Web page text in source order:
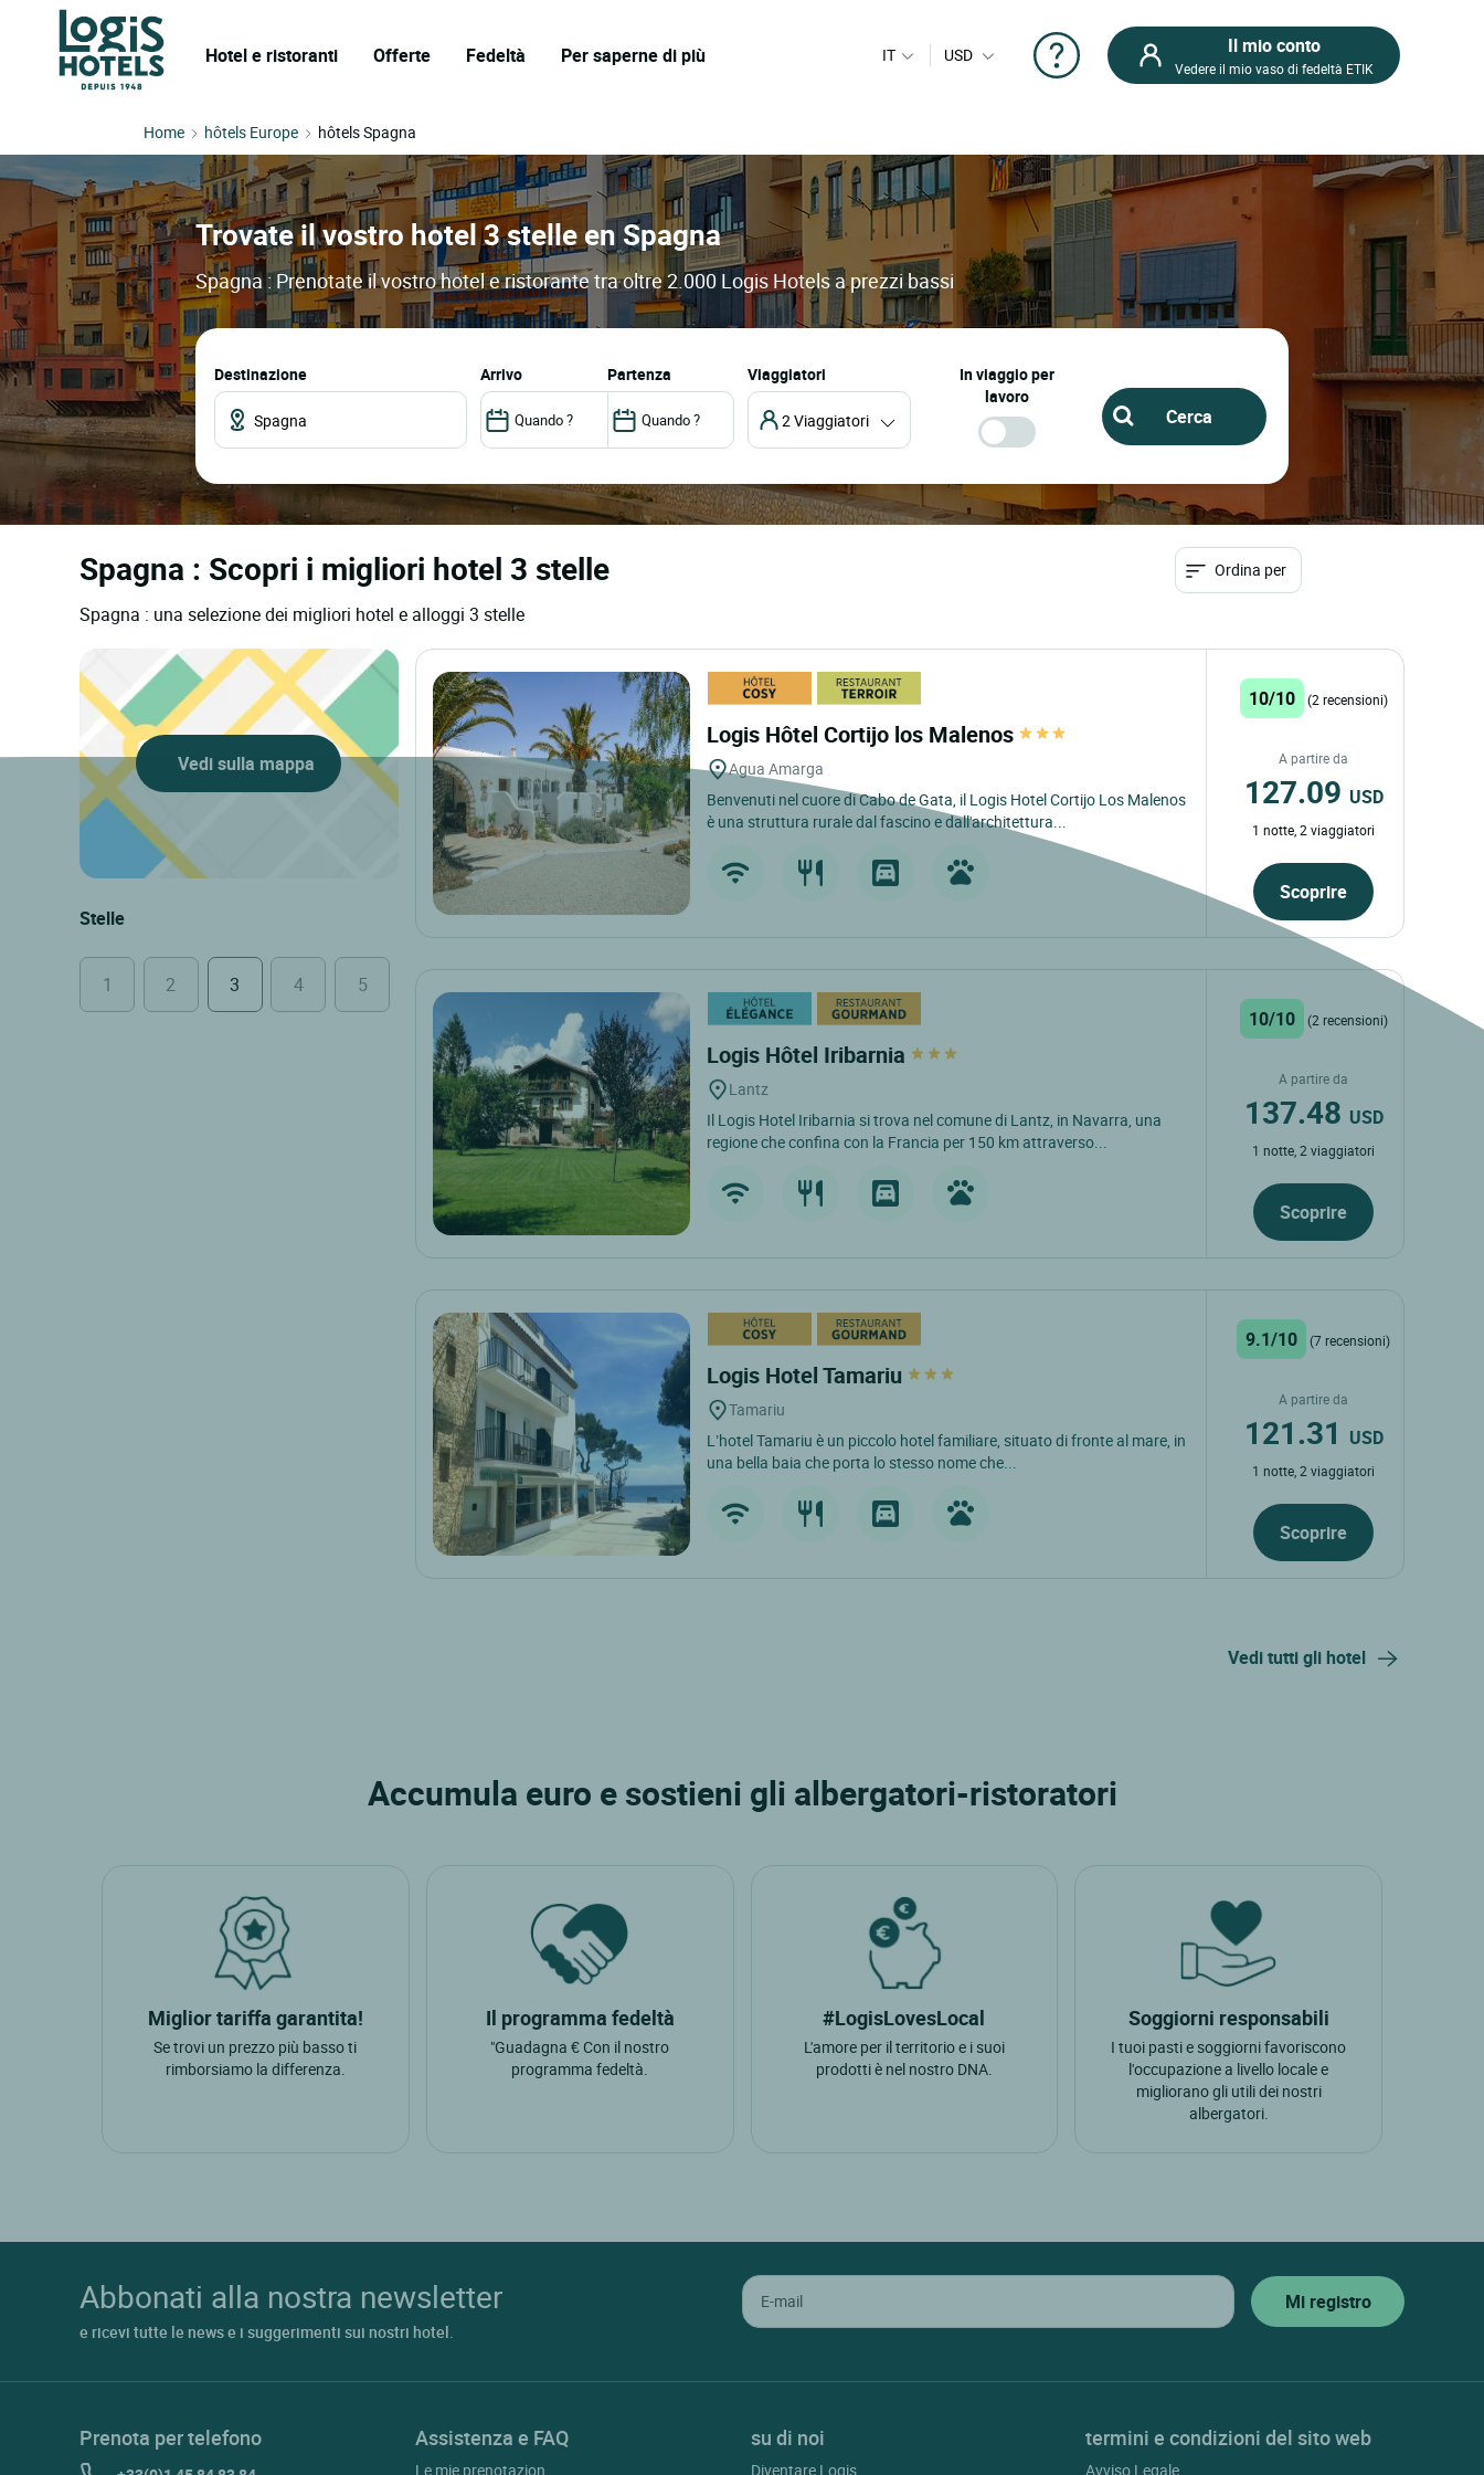
Hotel e ristoranti Offerte Fedeltà Per saperne di più IT USD Il mio conto
Vedere il mio vaso di fedeltà ETIK
Home hôtels Europe hôtels Spagna
Trovate il vostro hotel 3 stelle en Spagna
Spagna : Prenotate il vostro hotel e ristorante tra oltre 2.000 Logis Hotels a prezzi bassi
Destinazione arrivo partenza Viaggiatori
2 Viaggiatori
In viaggio per
lavoro
Spagna : Scopri i migliori hotel 3 stelle
Spagna : una selezione dei migliori hotel e alloggi 3 stelle
Ordina per
Vedi sulla mappa
Stelle
1 2 3 4 5
Logis Hôtel Cortijo los Malenos
Agua Amarga
Benvenuti nel cuore di Cabo de Gata, il Logis Hotel Cortijo Los Malenos
è una struttura rurale dal fascino e dall'architettura...
10/10 (2 recensioni)
A partire da
127.09 USD
1 notte, 2 viaggiatori
Scoprire
Logis Hôtel Iribarnia
Lantz
Il Logis Hotel Iribarnia si trova nel comune di Lantz, in Navarra, una
regione che confina con la Francia per 150 km attraverso...
10/10 (2 recensioni)
A partire da
137.48 USD
1 notte, 2 viaggiatori
Scoprire
Logis Hotel Tamariu
Tamariu
L’hotel Tamariu è un piccolo hotel familiare, situato di fronte al mare, in
una bella baia che porta lo stesso nome che...
9.1/10 (7 recensioni)
A partire da
121.31 USD
1 notte, 2 viaggiatori
Scoprire
Vedi tutti gli hotel
Accumula euro e sostieni gli albergatori-ristoratori
Miglior tariffa garantita!
Se trovi un prezzo più basso ti
rimborsiamo la differenza.
Il programma fedeltà
"Guadagna € Con il nostro
programma fedeltà.
#LogisLovesLocal
L'amore per il territorio e i suoi
prodotti è nel nostro DNA.
Soggiorni responsabili
I tuoi pasti e soggiorni favoriscono
l'occupazione a livello locale e
migliorano gli utili dei nostri
albergatori.
Abbonati alla nostra newsletter
e ricevi tutte le news e i suggerimenti sui nostri hotel.
Prenota per telefono Assistenza e FAQ
Le mie prenotazion
su di noi
Diventare Logis
termini e condizioni del sito web
Avviso Legale